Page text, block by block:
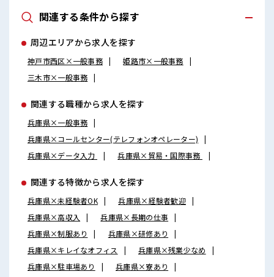
関連する条件から探す
周辺エリアから求人を探す
神戸市西区×一般事務
姫路市×一般事務
三木市×一般事務
関連する職種から求人を探す
兵庫県×一般事務
兵庫県×コールセンター(テレフォンオペレーター)
兵庫県×データ入力
兵庫県×貿易・国際事務
関連する特徴から求人を探す
兵庫県×未経験者OK
兵庫県×経験者歓迎
兵庫県×高収入
兵庫県×長期の仕事
兵庫県×制服あり
兵庫県×研修あり
兵庫県×キレイなオフィス
兵庫県×残業少なめ
兵庫県×駐車場あり
兵庫県×寮あり